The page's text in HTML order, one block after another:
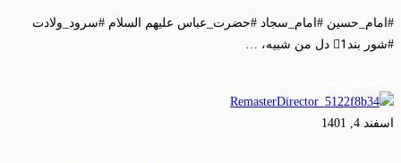
#امام_حسین #امام_سجاد #حضرت_عباس علیهم السلام #سرود_ولادت
#شور بند1⃣ دل من شبیه، …
اسفند 4, 1401